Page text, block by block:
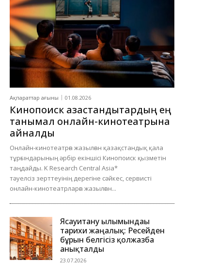
Ақпараттар ағыны 01.08.2026
Кинопоиск қазақстандықтардың ең
танымал онлайн-кинотеатрына
айналды
Онлайн-кинотеатрға жазылған қазақстандық қала
тұрғындарының әрбір екіншісі Кинопоиск қызметін
таңдайды. K Research Central Asia*
тәуелсіз зерттеуінің дерегіне сәйкес, сервисті
онлайн-кинотеатрларға жазылған...
Ясауитану ғылымындағы
тарихи жаңалық: Ресейден
бұрын белгісіз қолжазба
анықталды
23.07.2026